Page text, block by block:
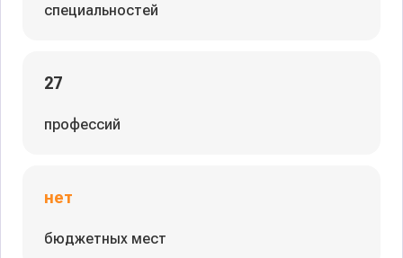
специальностей
27
профессий
нет
бюджетных мест